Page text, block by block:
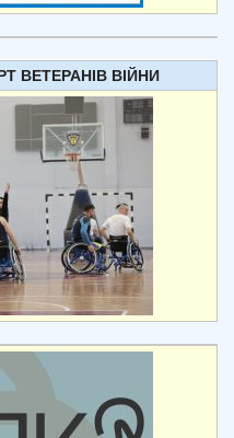
ВЕТЕРАНІВ ВІЙНИ